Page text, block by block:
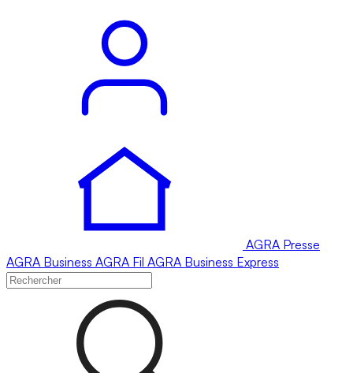
AGRA Presse
AGRA Business AGRA Fil AGRA Business Express